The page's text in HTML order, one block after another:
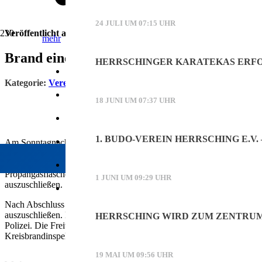
mehr
Kontakt
Werbung
24 JULI UM 07:15 UHR
HERRSCHINGER KARATEKAS
18 JUNI UM 07:37 UHR
1. BUDO-VEREIN HERRSCHING
1 JUNI UM 09:29 UHR
HERRSCHING WIRD ZUM
19 MAI UM 09:56 UHR
Veröffentlicht am
Brand eines Wohnanhängers in
Kategorie: Vereine
Am Sonntagnachmittag den 07.06.26. wurde die Freiwillige
Anhänger, sowie Teile des zugehörigen Zugfahrzeugs in
mehreren Rohren bekämpften und zügig unter Kontrolle bringen
Propangasflaschen, sowie verschiedene Akkus. Diese wurden
auszuschließen.
Nach Abschluss der Löscharbeiten wurden umfangreiche
auszuschließen. Die Einsatzstelle wurde anschließend an die
Polizei. Die Freiwillige Feuerwehr Herrsching war mit 22
Kreisbrandinspektion.